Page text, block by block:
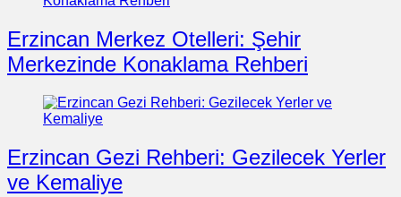
Erzincan Merkez Otelleri: Şehir
Merkezinde Konaklama Rehberi
Erzincan Gezi Rehberi: Gezilecek Yerler
ve Kemaliye